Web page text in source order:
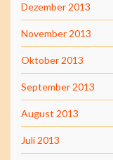
Dezember 2013
November 2013
Oktober 2013
September 2013
August 2013
Juli 2013